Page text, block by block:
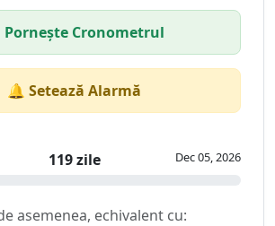
Cronometrul
🔔 Setează Alarmă
119 zile Dec 05, 2026
asemenea, echivalent cu: